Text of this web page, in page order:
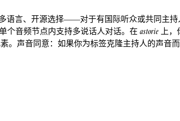
语言、开源选择——对于有国际听众或共同主
个音频节点内支持多说话人对话。在 astorie 上
。声音同意：如果你为标签克隆主持人的声音